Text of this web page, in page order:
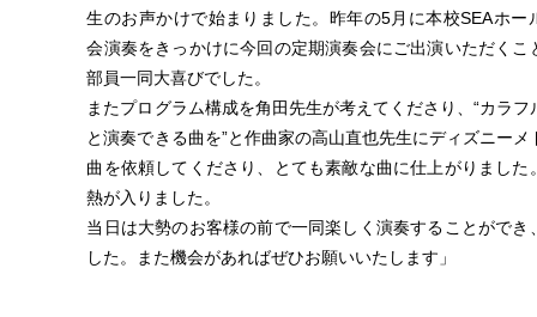
生のお声かけで始まりました。昨年の5月に本校SEAホー
会演奏をきっかけに今回の定期演奏会にご出演いただくこ
部員一同大喜びでした。
またプログラム構成を角田先生が考えてくださり、“カラフ
と演奏できる曲を”と作曲家の高山直也先生にディズニーメ
曲を依頼してくださり、とても素敵な曲に仕上がりました
熱が入りました。
当日は大勢のお客様の前で一同楽しく演奏することができ
した。また機会があればぜひお願いいたします」